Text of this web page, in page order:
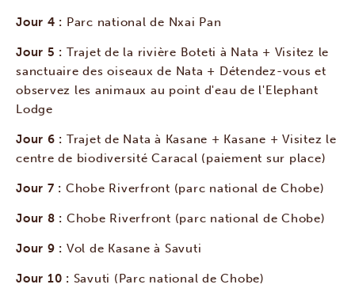
Jour 4 : Parc national de Nxai Pan
Jour 5 : Trajet de la rivière Boteti à Nata + Visitez le
sanctuaire des oiseaux de Nata + Détendez-vous et
observez les animaux au point d'eau de l'Elephant
Lodge
Jour 6 : Trajet de Nata à Kasane + Kasane + Visitez le
centre de biodiversité Caracal (paiement sur place)
Jour 7 : Chobe Riverfront (parc national de Chobe)
Jour 8 : Chobe Riverfront (parc national de Chobe)
Jour 9 : Vol de Kasane à Savuti
Jour 10 : Savuti (Parc national de Chobe)